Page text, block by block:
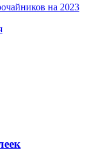
на 2023